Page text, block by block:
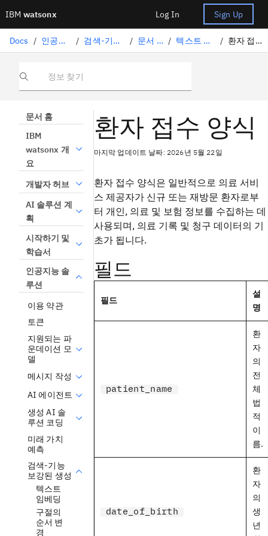
IBM watsonx Log In Sign Up
Docs / 인공지능 솔루션 / 검색-기능 보강된 생성 / 문서 이해하기 / 텍스트 처리 매개변수 / 환자 접수 양식 스키마
정보 찾기
문서 홈
IBM
watsonx 개
요
개발자 허브
AI 솔루션 계
획
시작하기 및
학습서
인공지능 솔
루션
이용 약관
토큰
지원되는 파
운데이션 모
델
메시지 작성
AI 에이전트
생성 AI 솔
루션 코딩
미래 가치
예측
검색-기능
보강된 생성
텍스트
임베딩
구절의
순서 변
경
환자 접수 양식
마지막 업데이트 날짜: 2026년 5월 22일
환자 접수 양식은 일반적으로 의료 서비
스 제공자가 신규 또는 재방문 환자로부
터 개인, 의료 및 보험 정보를 수집하는 데
사용되며, 의료 기록 및 청구 데이터의 기
초가 됩니다.
필드
필드
설
명
patient_name
환
자
의
전
체
법
적
이
름.
date_of_birth
환
자
의
생
년